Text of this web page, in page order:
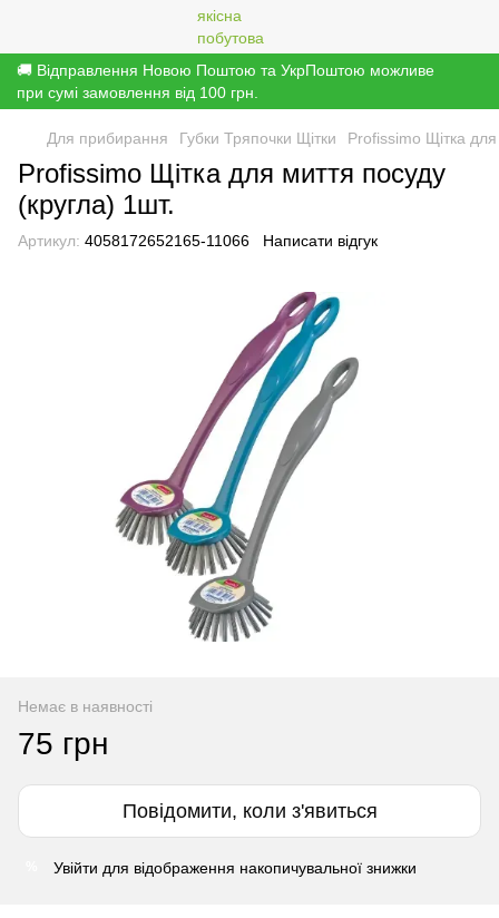
🚚 Відправлення Новою Поштою та УкрПоштою можливе
при сумі замовлення від 100 грн.
Для прибирання Губки Тряпочки Щітки Profissimo Щітка
Profissimo Щітка для миття посуду
(кругла) 1шт.
Артикул: 4058172652165-11066 Написати відгук
Немає в наявності
75 грн
Повідомити, коли з'явиться
Увійти для відображення накопичувальної знижки